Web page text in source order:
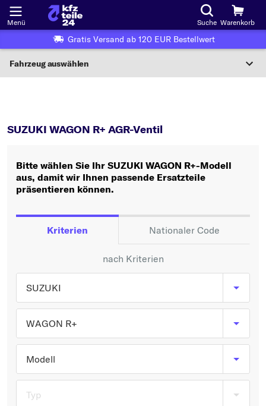
Menü Suche Warenkorb
Gratis Versand ab 120 EUR Bestellwert
Fahrzeug auswählen
Wo finde ich die?
Oder
Oder Fahrzeugauswahl nach Kriterien:
Hersteller wählen
Typ wählen
SUZUKI WAGON R+ AGR-Ventil
Bitte wählen Sie Ihr SUZUKI WAGON R+-Modell
aus, damit wir Ihnen passende Ersatzteile
präsentieren können.
Kriterien Nationaler Code
nach Kriterien
SUZUKI
WAGON R+
Modell
Typ